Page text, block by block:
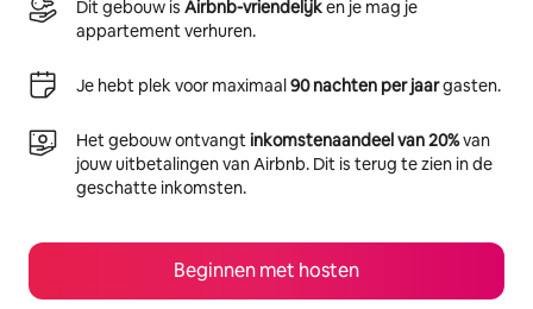
Dit gebouw is Airbnb-vriendelijken je mag je
appartement verhuren.
Je hebt plek voor maximaal90 nachten per jaargasten.
Het gebouw ontvangtinkomstenaandeel van 20%van
jouw uitbetalingen van Airbnb. Dit is terug te zien in de
geschatte inkomsten.
Beginnen met hosten